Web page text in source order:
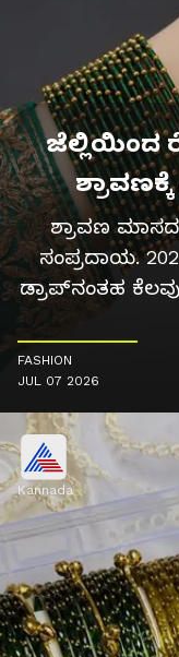
ಜೆಲ್ಲಿಯಿಂದ
ಶ್ರಾವಣ
ಸಂಪ್ರದಾಯ.
ಡ್ರಾಪ್‌ನಂತಹ
FASHION
JUL 07 2026
Kannada